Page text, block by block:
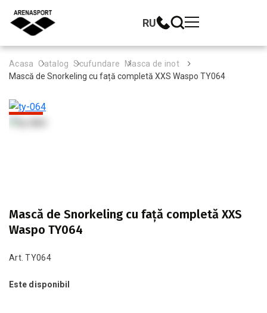
RU
Acasa Catalog Scufundare
Masca de inot
Mască de Snorkeling cu față completă XXS Waspo TY064
-16%
Mască de Snorkeling cu față completă XXS
Waspo TY064
Art. TY064
Este disponibil